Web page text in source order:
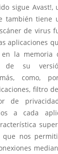
sigue
también tiene
de virus
aplicaciones
en la
de su
como,
filtro
de
a cada
que nos